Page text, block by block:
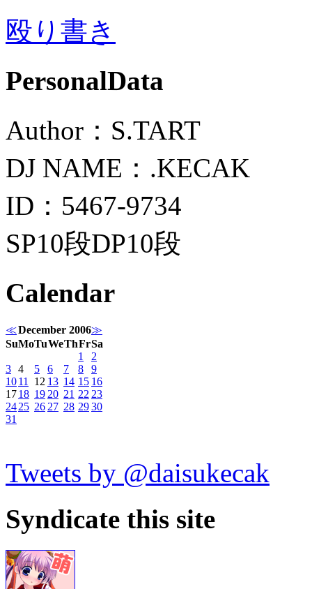
殴り書き
PersonalData
Author：S.TART
DJ NAME：.KECAK
ID：5467-9734
SP10段DP10段
Calendar
≪December 2006≫
SuMoTuWeThFrSa
1
2
3 4 5 6 7 8
9
1011 12 13 14 15 16
1718 19 20 21 22 23
2425 26 27 28 2930
31
Tweets by @daisukecak
Syndicate this site